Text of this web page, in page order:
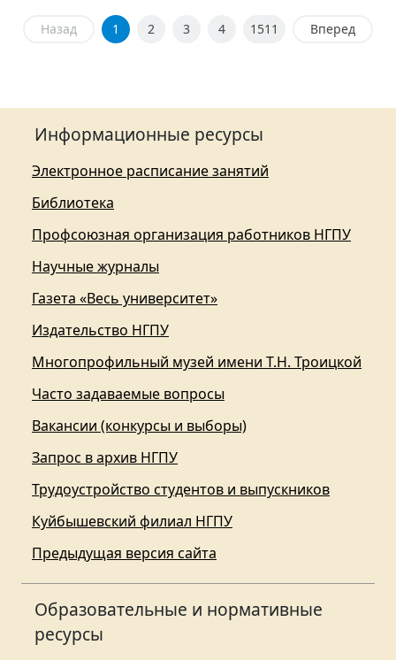
Назад 1 2 3 4 1511 Вперед
Информационные ресурсы
Электронное расписание занятий
Библиотека
Профсоюзная организация работников НГПУ
Научные журналы
Газета «Весь университет»
Издательство НГПУ
Многопрофильный музей имени Т.Н. Троицкой
Часто задаваемые вопросы
Вакансии (конкурсы и выборы)
Запрос в архив НГПУ
Трудоустройство студентов и выпускников
Куйбышевский филиал НГПУ
Предыдущая версия сайта
Образовательные и нормативные
ресурсы